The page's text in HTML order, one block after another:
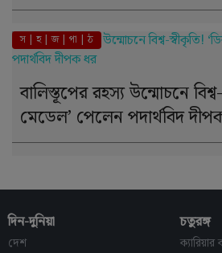
স | হ | জ | পা | ঠ
বালিস্তূপের রহস্য উন্মোচনে
মেডেল’ পেলেন পদার্থবিদ
দিন-দুনিয়া
দেশ
চতুরঙ্গ
ক্যারিয়ার